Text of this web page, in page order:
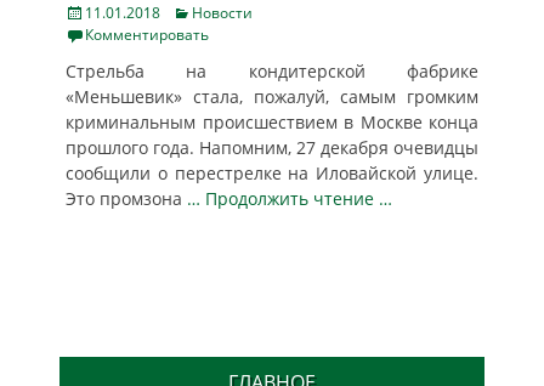
Posted
on
11.01.2018 Categories
Новости
Комментировать
Стрельба на кондитерской фабрике
«Меньшевик» стала, пожалуй, самым громким
криминальным происшествием в Москве конца
прошлого года. Напомним, 27 декабря очевидцы
сообщили о перестрелке на Иловайской улице.
Это промзона … Продолжить чтение …